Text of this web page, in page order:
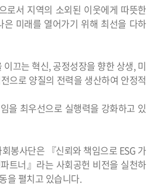
로서 지역의 소외된 이웃에게 따뜻한
미래를 열어가기 위해 최선을 다하
이끄는 혁신, 공정성장을 향한 상생, 미
으로 양질의 전력을 생산하여 안정적
을 최우선으로 실행력을 강화하고 있
봉사단은 『신뢰와 책임으로 ESG 가
트너』라는 사회공헌 비전을 실천하
을 펼치고 있습니다.